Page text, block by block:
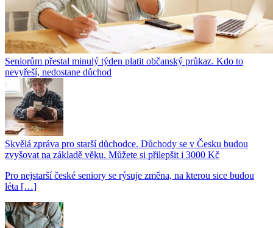
Seniorům přestal minulý týden platit občanský průkaz. Kdo to
nevyřeší, nedostane důchod
Skvělá zpráva pro starší důchodce. Důchody se v Česku budou
zvyšovat na základě věku. Můžete si přilepšit i 3000 Kč
Pro nejstarší české seniory se rýsuje změna, na kterou sice budou
léta […]